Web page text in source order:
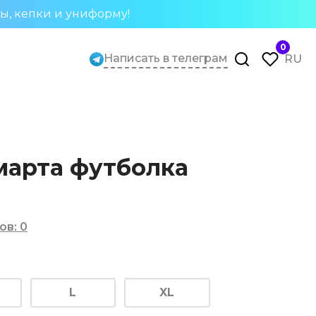
кепки и униформу!
Написать в телеграм
0
RU
футболка
: 0
L XL